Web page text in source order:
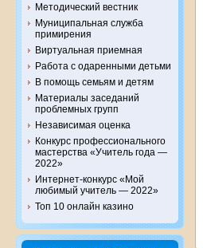
Методический вестник
Муниципальная служба
примирения
Виртуальная приемная
Работа с одаренными детьми
В помощь семьям и детям
Материалы заседаний
проблемных групп
Независимая оценка
Конкурс профессионального
мастерства «Учитель года —
2022»
Интернет-конкурс «Мой
любимый учитель — 2022»
Топ 10 онлайн казино